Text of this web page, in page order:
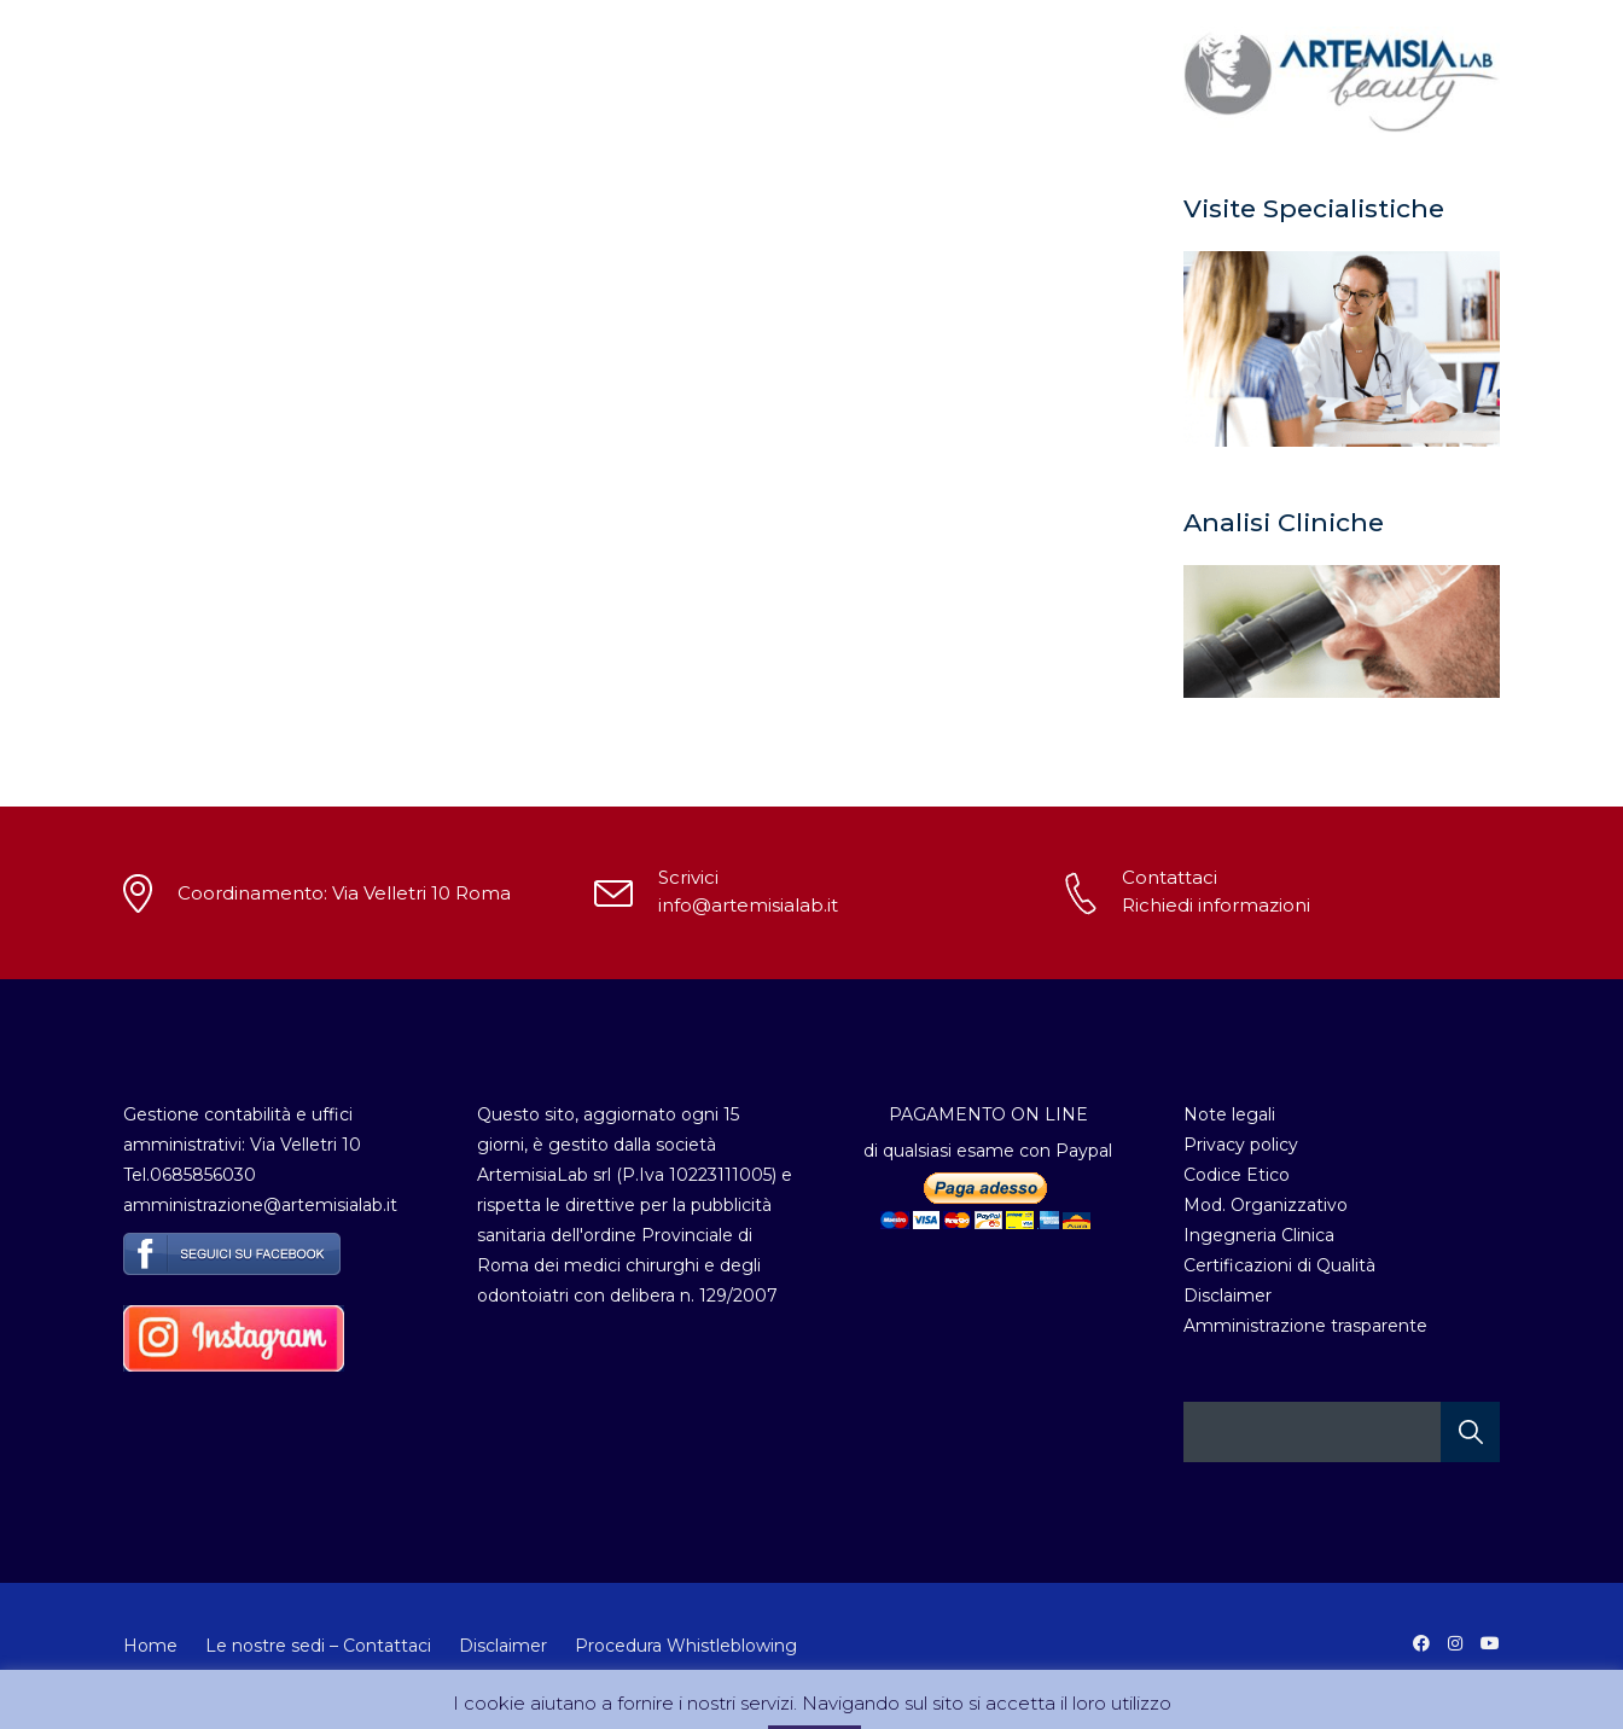
Visite Specialistiche
Analisi Cliniche
Coordinamento: Via Velletri 10 Roma
Scrivici
info@artemisialab.it
Contattaci
Richiedi informazioni
Gestione contabilità e uffici
amministrativi: Via Velletri 10
Tel.0685856030
amministrazione@artemisialab.it
Questo sito, aggiornato ogni 15
giorni, è gestito dalla società
ArtemisiaLab srl (P.Iva 10223111005) e
rispetta le direttive per la pubblicità
sanitaria dell'ordine Provinciale di
Roma dei medici chirurghi e degli
odontoiatri con delibera n. 129/2007
PAGAMENTO ON LINE
di qualsiasi esame con Paypal
Note legali
Privacy policy
Codice Etico
Mod. Organizzativo
Ingegneria Clinica
Certificazioni di Qualità
Disclaimer
Amministrazione trasparente
Home Le nostre sedi – Contattaci Disclaimer Procedura Whistleblowing
I cookie aiutano a fornire i nostri servizi. Navigando sul sito si accetta il loro utilizzo